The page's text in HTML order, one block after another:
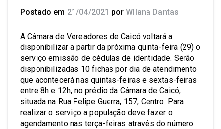
Postado em 21/04/2021 por Wllana Dantas
A Câmara de Vereadores de Caicó voltará a
disponibilizar a partir da próxima quinta-feira (29) o
serviço emissão de cédulas de identidade. Serão
disponibilizadas 10 fichas por dia de atendimento
que acontecerá nas quintas-feiras e sextas-feiras
entre 8h e 12h, no prédio da Câmara de Caicó,
situada na Rua Felipe Guerra, 157, Centro. Para
realizar o serviço a população deve fazer o
agendamento nas terça-feiras através do número